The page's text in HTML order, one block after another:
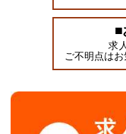
求
ご不明点は